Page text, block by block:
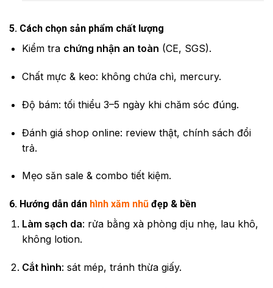
5. Cách chọn sản phẩm chất lượng
Kiểm tra chứng nhận an toàn (CE, SGS).
Chất mực & keo: không chứa chì, mercury.
Độ bám: tối thiểu 3–5 ngày khi chăm sóc đúng.
Đánh giá shop online: review thật, chính sách đổi
trả.
Mẹo săn sale & combo tiết kiệm.
6. Hướng dẫn dán hình xăm nhũ đẹp & bền
Làm sạch da: rửa bằng xà phòng dịu nhẹ, lau khô,
không lotion.
Cắt hình: sát mép, tránh thừa giấy.